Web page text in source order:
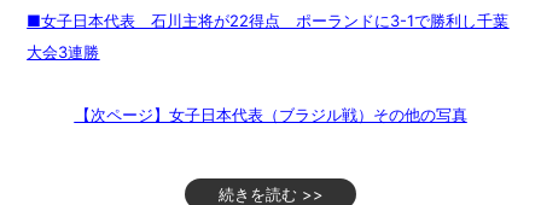
■女子日本代表 石川主将が22得点 ポーランドに3-1で勝利し千葉
大会3連勝
【次ページ】女子日本代表（ブラジル戦）その他の写真
続きを読む >>